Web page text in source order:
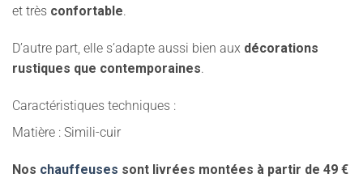
et très confortable.
D’autre part, elle s’adapte aussi bien aux décorations
rustiques que contemporaines.
Caractéristiques techniques :
Matière : Simili-cuir
Nos chauffeuses sont livrées montées à partir de 49 €